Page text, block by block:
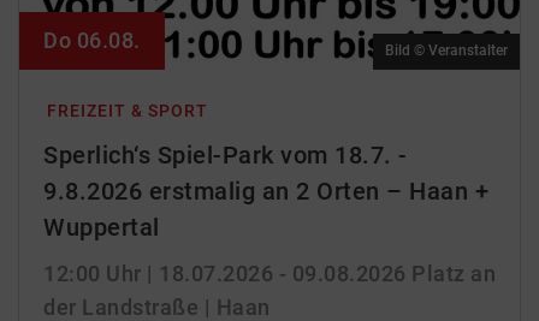
FREIZEIT & SPORT
Sperlich‘s Spiel-Park vom 18.7. -
9.8.2026 erstmalig an 2 Orten – Haan +
Wuppertal
12:00 Uhr | 18.07.2026 - 09.08.2026 Platz an
der Landstraße | Haan
Do 06.08. Bild © Veranstalter